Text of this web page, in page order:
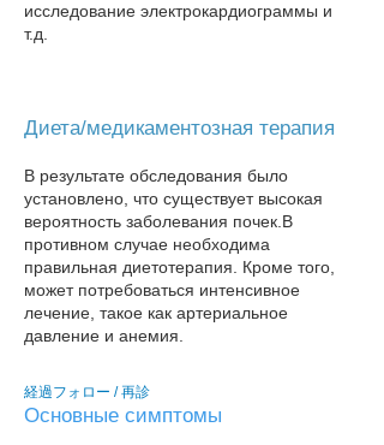
исследование электрокардиограммы и
т.д.
Диета/медикаментозная терапия
В результате обследования было
установлено, что существует высокая
вероятность заболевания почек. В
противном случае необходима
правильная диетотерапия. Кроме того,
может потребоваться интенсивное
лечение, такое как артериальное
давление и анемия.
経過フォロー / 再診
Основные симптомы